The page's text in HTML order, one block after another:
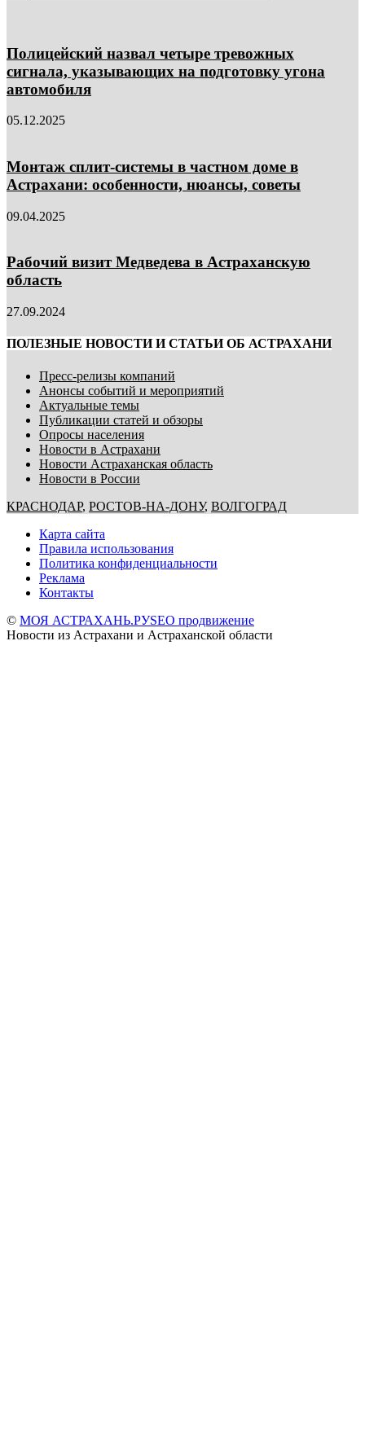
Полицейский назвал четыре тревожных
сигнала, указывающих на подготовку угона
автомобиля
05.12.2025
Монтаж сплит-системы в частном доме в
Астрахани: особенности, нюансы, советы
09.04.2025
Рабочий визит Медведева в Астраханскую
область
27.09.2024
ПОЛЕЗНЫЕ НОВОСТИ И СТАТЬИ ОБ АСТРАХАНИ
Пресс-релизы компаний
Анонсы событий и мероприятий
Актуальные темы
Публикации статей и обзоры
Опросы населения
Новости в Астрахани
Новости Астраханская область
Новости в России
КРАСНОДАР, РОСТОВ-НА-ДОНУ, ВОЛГОГРАД
Карта сайта
Правила использования
Политика конфиденциальности
Реклама
Контакты
© МОЯ АСТРАХАНЬ.РУSEO продвижение
Новости из Астрахани и Астраханской области